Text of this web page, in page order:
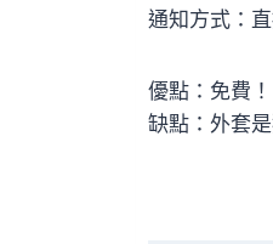
通知方式：
優點：免費！
缺點：外套